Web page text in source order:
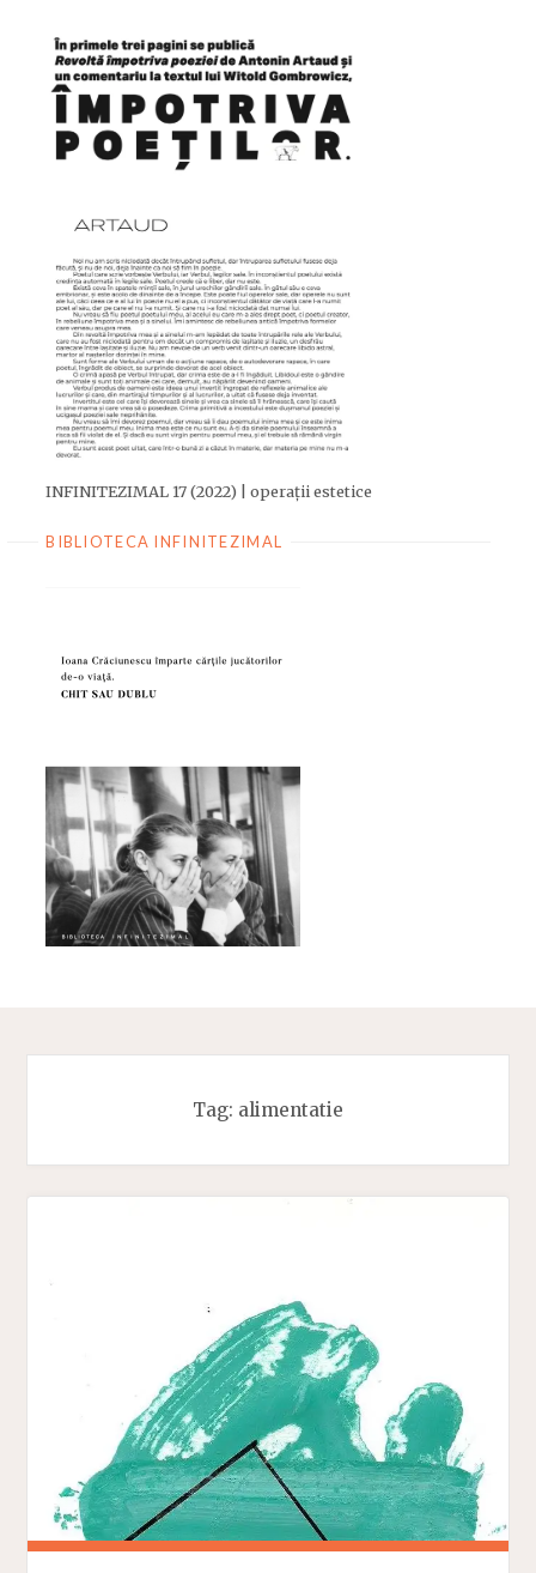
INFINITEZIMAL 17 (2022) | operații estetice
BIBLIOTECA INFINITEZIMAL
Tag: alimentatie